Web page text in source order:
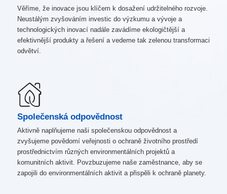
Věříme, že inovace jsou klíčem k dosažení udržitelného rozvoje.
Neustálým zvyšováním investic do výzkumu a vývoje a
technologických inovací nadále zavádíme ekologičtější a
efektivnější produkty a řešení a vedeme tak zelenou transformaci
odvětví.
Společenská odpovědnost
Aktivně naplňujeme naši společenskou odpovědnost a
zvyšujeme povědomí veřejnosti o ochraně životního prostředí
prostřednictvím různých environmentálních projektů a
komunitních aktivit. Povzbuzujeme naše zaměstnance, aby se
zapojili do environmentálních aktivit a přispěli k ochraně planety.